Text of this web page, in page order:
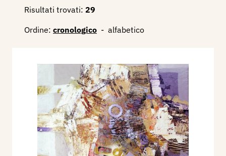
Risultati trovati: 29
Ordine: cronologico - alfabetico